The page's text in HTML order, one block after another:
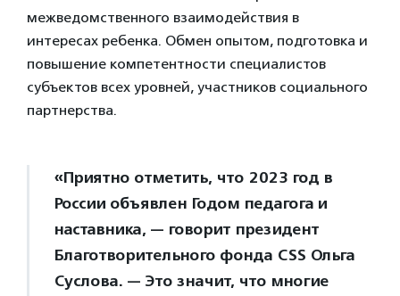
межведомственного взаимодействия в
интересах ребенка. Обмен опытом, подготовка и
повышение компетентности специалистов
субъектов всех уровней, участников социального
партнерства.
«Приятно отметить, что 2023 год в
России объявлен Годом педагога и
наставника, — говорит президент
Благотворительного фонда CSS Ольга
Суслова. — Это значит, что многие